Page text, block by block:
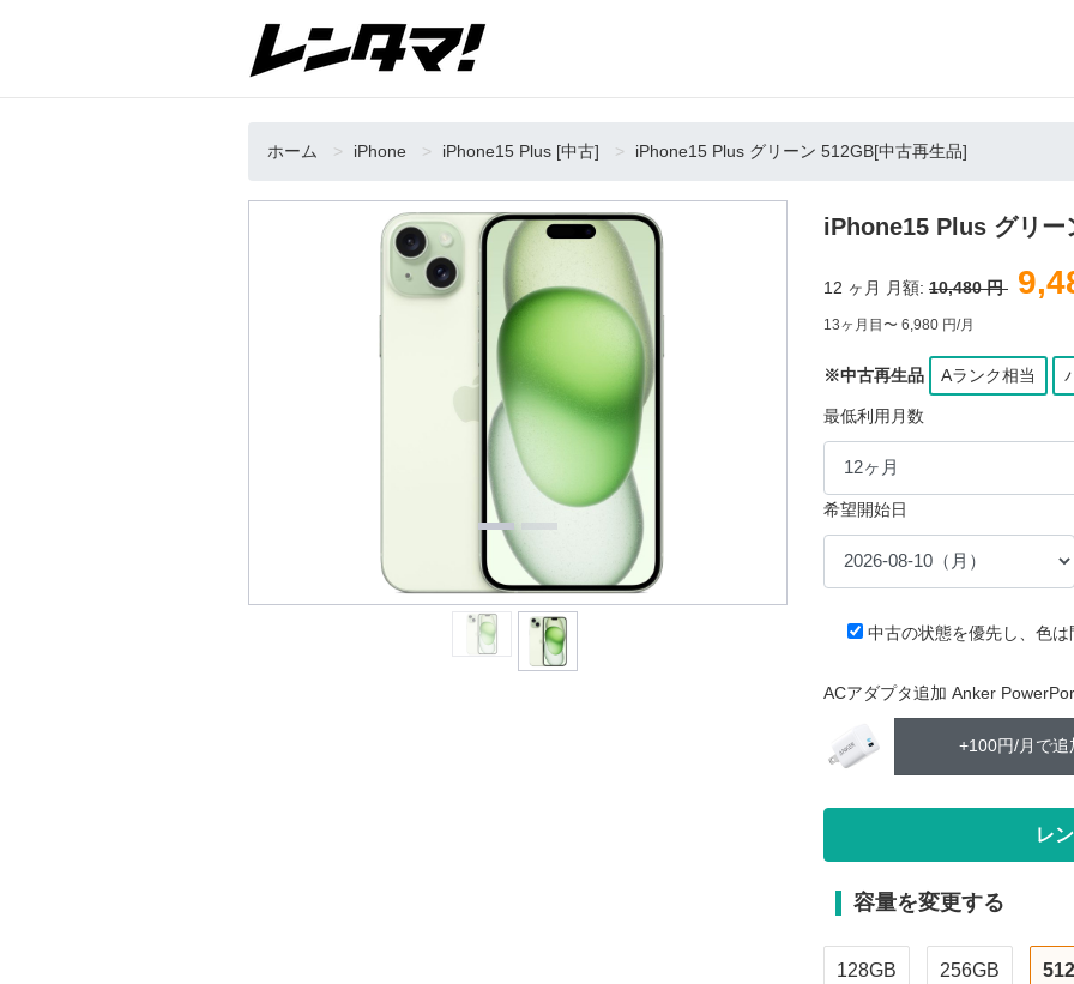
ホーム iPhone iPhone15 Plus [中古] iPhone15 Plus グリーン 512GB[中古再生品]
iPhone15 Plus グリー
12 ヶ月 月額: 10,480 円
13ヶ月目〜 6,980 円/月
※中古再生品 Aランク相当
最低利用月数
希望開始日
中古の状態を優先し、色は
ACアダプタ追加 Anker
+100円/月で追
容量を変更する
128GB 256GB